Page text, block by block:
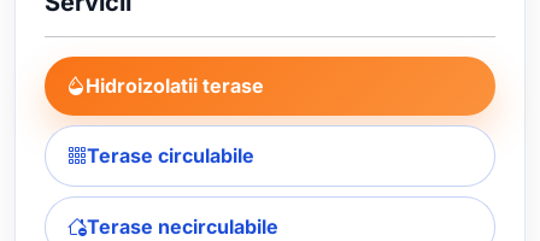
Hidroizolatii terase
Terase circulabile
Terase necirculabile